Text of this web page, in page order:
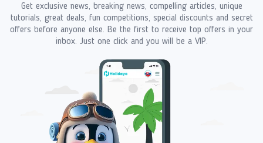
Get exclusive news, breaking news, compelling articles, unique
tutorials, great deals, fun competitions, special discounts and secret
offers before anyone else. Be the first to receive top offers in your
inbox. Just one click and you will be a VIP.